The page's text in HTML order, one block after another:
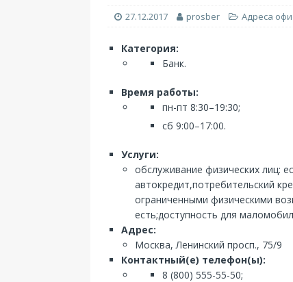
27.12.2017 prosber Адреса
Категория:
Банк.
Время работы:
пн-пт 8:30–19:30;
сб 9:00–17:00.
Услуги:
обслуживание физических лиц:
автокредит,потребительский
ограниченными физическими
есть;доступность для
Адрес:
Москва, Ленинский просп., 75/9
Контактный(е) телефон(ы):
8 (800) 555-55-50;